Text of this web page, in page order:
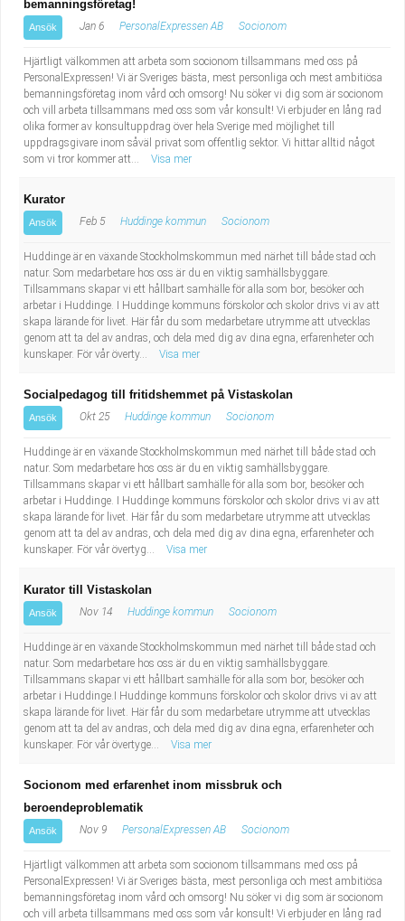
bemanningsföretag!
Ansök Jan 6 PersonalExpressen AB Socionom
Hjärtligt välkommen att arbeta som socionom tillsammans med oss på
PersonalExpressen! Vi är Sveriges bästa, mest personliga och mest ambitiösa
bemanningsföretag inom vård och omsorg! Nu söker vi dig som är socionom
och vill arbeta tillsammans med oss som vår konsult! Vi erbjuder en lång rad
olika former av konsultuppdrag över hela Sverige med möjlighet till
uppdragsgivare inom såväl privat som offentlig sektor. Vi hittar alltid något
som vi tror kommer att...
Visa mer
Kurator
Ansök Feb 5 Huddinge kommun Socionom
Huddinge är en växande Stockholmskommun med närhet till både stad och
natur. Som medarbetare hos oss är du en viktig samhällsbyggare.
Tillsammans skapar vi ett hållbart samhälle för alla som bor, besöker och
arbetar i Huddinge. I Huddinge kommuns förskolor och skolor drivs vi av att
skapa lärande för livet. Här får du som medarbetare utrymme att utvecklas
genom att ta del av andras, och dela med dig av dina egna, erfarenheter och
kunskaper. För vår överty...
Visa mer
Socialpedagog till fritidshemmet på Vistaskolan
Ansök Okt 25 Huddinge kommun Socionom
Huddinge är en växande Stockholmskommun med närhet till både stad och
natur. Som medarbetare hos oss är du en viktig samhällsbyggare.
Tillsammans skapar vi ett hållbart samhälle för alla som bor, besöker och
arbetar i Huddinge. I Huddinge kommuns förskolor och skolor drivs vi av att
skapa lärande för livet. Här får du som medarbetare utrymme att utvecklas
genom att ta del av andras, och dela med dig av dina egna, erfarenheter och
kunskaper. För vår övertyg...
Visa mer
Kurator till Vistaskolan
Ansök Nov 14 Huddinge kommun Socionom
Huddinge är en växande Stockholmskommun med närhet till både stad och
natur. Som medarbetare hos oss är du en viktig samhällsbyggare.
Tillsammans skapar vi ett hållbart samhälle för alla som bor, besöker och
arbetar i Huddinge.I Huddinge kommuns förskolor och skolor drivs vi av att
skapa lärande för livet. Här får du som medarbetare utrymme att utvecklas
genom att ta del av andras, och dela med dig av dina egna, erfarenheter och
kunskaper. För vår övertyge...
Visa mer
Socionom med erfarenhet inom missbruk och
beroendeproblematik
Ansök Nov 9 PersonalExpressen AB Socionom
Hjärtligt välkommen att arbeta som socionom tillsammans med oss på
PersonalExpressen! Vi är Sveriges bästa, mest personliga och mest ambitiösa
bemanningsföretag inom vård och omsorg! Nu söker vi dig som är socionom
och vill arbeta tillsammans med oss som vår konsult! Vi erbjuder en lång rad